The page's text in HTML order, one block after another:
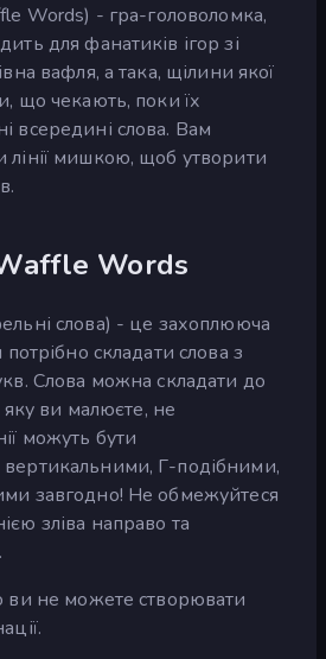
Words) - гра-головоломка,
для фанатиків ігор зі
вафля, а така, щілини якої
що чекають, поки їх
всередині слова. Вам
лінії мишкою, щоб утворити
Words
слова) - це захоплююча
складати слова з
Слова можна складати до
яку ви малюєте, не
можуть бути
Г-подібними,
завгодно! Не обмежуйтеся
зліва направо та
ви не можете створювати